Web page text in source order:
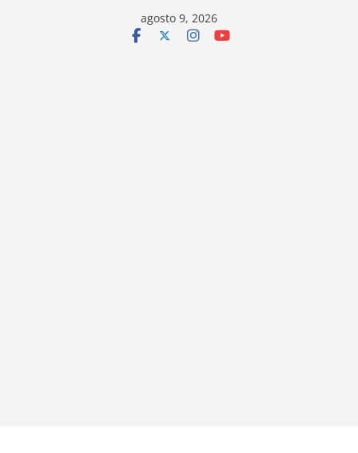
agosto 9, 2026